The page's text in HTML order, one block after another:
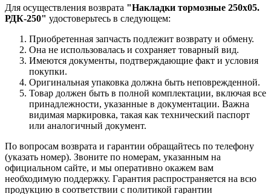
Для осуществления возврата "Накладки тормозные 250х05.
РДК-250" удостоверьтесь в следующем:
Приобретенная запчасть подлежит возврату и обмену.
Она не использовалась и сохраняет товарный вид.
Имеются документы, подтверждающие факт и условия
покупки.
Оригинальная упаковка должна быть неповрежденной.
Товар должен быть в полной комплектации, включая все
принадлежности, указанные в документации. Важна
видимая маркировка, такая как технический паспорт
или аналогичный документ.
По вопросам возврата и гарантии обращайтесь по телефону
(указать номер). Звоните по номерам, указанным на
официальном сайте, и мы оперативно окажем вам
необходимую поддержку. Гарантия распространяется на всю
продукцию в соответствии с политикой гарантии